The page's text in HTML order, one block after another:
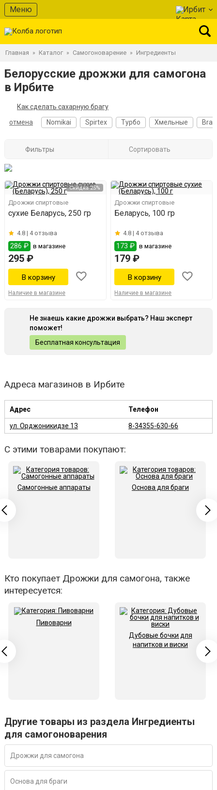
Меню Ирбит
Главная » Каталог » Самогоноварение » Ингредиенты
Белорусские дрожжи для самогона
в Ирбите
Как сделать сахарную брагу
отмена
Nomikai Spirtex Турбо Хмельные
Фильтры Сортировать
Скидка 25%
Дрожжи спиртовые
сухие Беларусь, 250 гр
4.8 | 4 отзыва
286 ₽ в магазине
295 ₽
Наличие в магазине
Дрожжи спиртовые
Беларусь, 100 гр
4.8 | 4 отзыва
173 ₽ в магазине
179 ₽
Наличие в магазине
Не знаешь какие дрожжи выбрать? Наш эксперт
поможет!
Бесплатная консультация
Адреса магазинов в Ирбите
Адрес Телефон
ул. Орджоникидзе 13 8-34355-630-66
С этими товарами покупают:
Самогонные аппараты Основа для браги
Кто покупает Дрожжи для самогона, также
интересуется:
Пивоварни
Дубовые бочки для
напитков и виски
Другие товары из раздела Ингредиенты
для самогоноварения
Дрожжи для самогона
Основа для браги